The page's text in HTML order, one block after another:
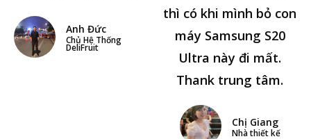
Anh Đức
Chủ Hệ Thống
DeliFruit
thì có khi mình bỏ con
máy Samsung S20
Ultra này đi mất.
Thank trung tâm.
Chị Giang
Nhà thiết kế